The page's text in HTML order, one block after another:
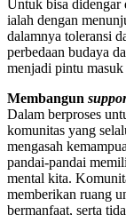
Untuk bisa didengar
ialah dengan
dalamnya toleransi
perbedaan budaya
menjadi pintu
Membangun
Dalam berproses
komunitas yang
mengasah
pandai-pandai
mental kita.
memberikan ruang
bermanfaat, serta